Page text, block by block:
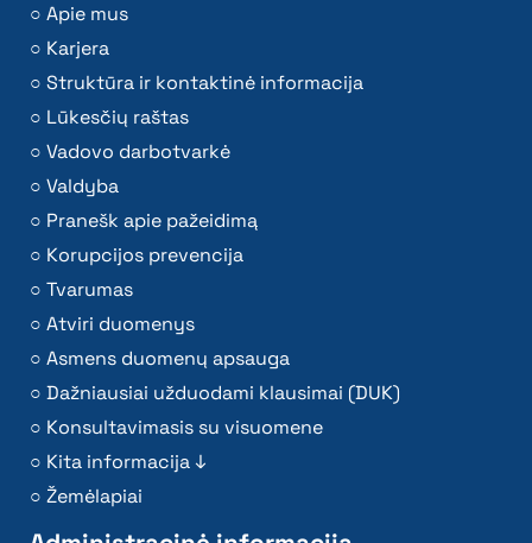
Apie mus
Karjera
Struktūra ir kontaktinė informacija
Lūkesčių raštas
Vadovo darbotvarkė
Valdyba
Pranešk apie pažeidimą
Korupcijos prevencija
Tvarumas
Atviri duomenys
Asmens duomenų apsauga
Dažniausiai užduodami klausimai (DUK)
Konsultavimasis su visuomene
Kita informacija ↓
Žemėlapiai